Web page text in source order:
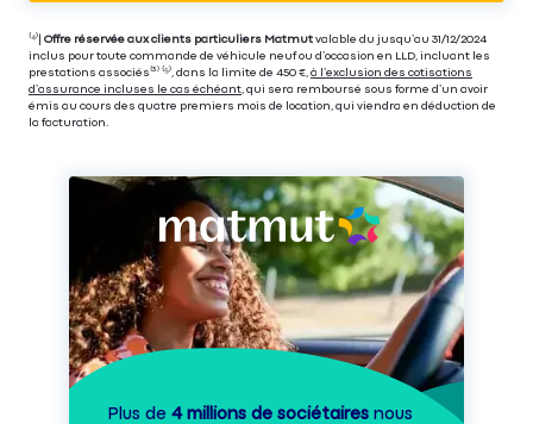
⁽⁴⁾| Offre réservée aux clients particuliers Matmut valable du jusqu’au 31/12/2024
inclus pour toute commande de véhicule neuf ou d’occasion en LLD, incluant les
prestations associés⁽³⁾ ⁽⁵⁾, dans la limite de 450 €, à l’exclusion des cotisations
d’assurance incluses le cas échéant , qui sera remboursé sous forme d’un avoir
émis au cours des quatre premiers mois de location, qui viendra en déduction de
la facturation.
Plus de 4 millions de sociétaires nous